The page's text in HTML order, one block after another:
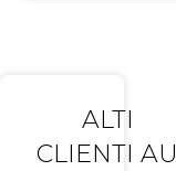
ALTI
CLIENTI AU